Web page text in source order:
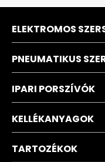
ELEKTROMOS
PNEUMATIKUS
IPARI PORSZÍVÓK
KELLÉKANYAGOK
TARTOZÉKOK